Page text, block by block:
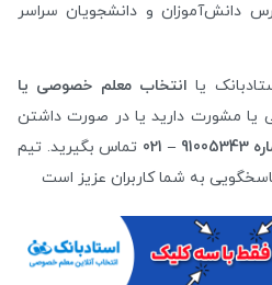
دانش‌آموزان و دانشجویان سراسر
یا انتخاب معلم خصوصی یا
یا مشورت دارید یا در صورت داشتن
– 021
تماس بگیرید. تیم
به شما کاربران عزیز است